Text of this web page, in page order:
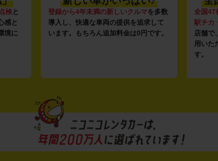
検と
感と
境に
登録から4年未満の新しいクルマを多数
導入し、快適な車両の提供を追求して
います。もちろん追加料金は0円です。
全国47
駅チカ
店舗で
用いた
す。